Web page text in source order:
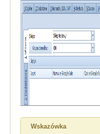
Wskazówka